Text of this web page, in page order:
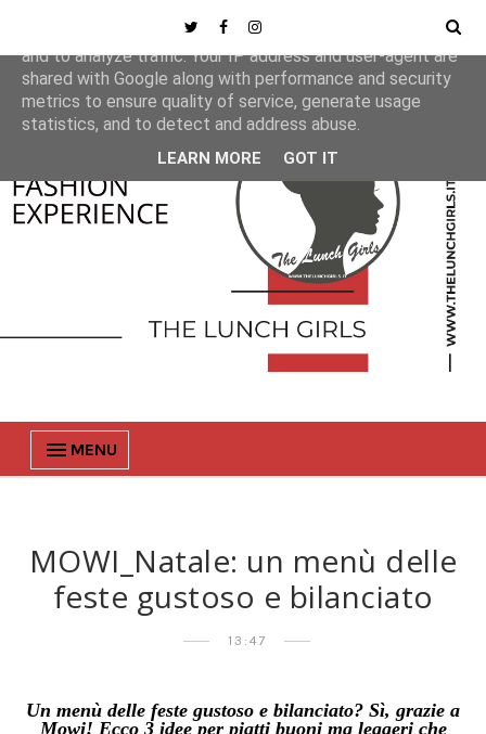
MENU
MOWI_Natale: un menù delle
feste gustoso e bilanciato
13:47
Un menù delle feste gustoso e bilanciato? Sì, grazie a
Mowi! Ecco 3 idee per piatti buoni ma leggeri che
This site uses cookies from Google to deliver its services
and to analyze traffic. Your IP address and user-agent are
shared with Google along with performance and security
metrics to ensure quality of service, generate usage
statistics, and to detect and address abuse.
LEARN MORE GOT IT